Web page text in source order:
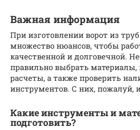
Важная информация
При изготовлении ворот из
множество нюансов, чтобы
качественной и долговечной.
правильно выбрать
расчеты, а также проверить
инструментов. С них, пожалуй,
Какие инструменты и
подготовить?